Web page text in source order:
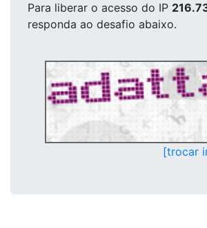
Para liberar o acesso do IP
responda ao desafio abaixo.
[trocar